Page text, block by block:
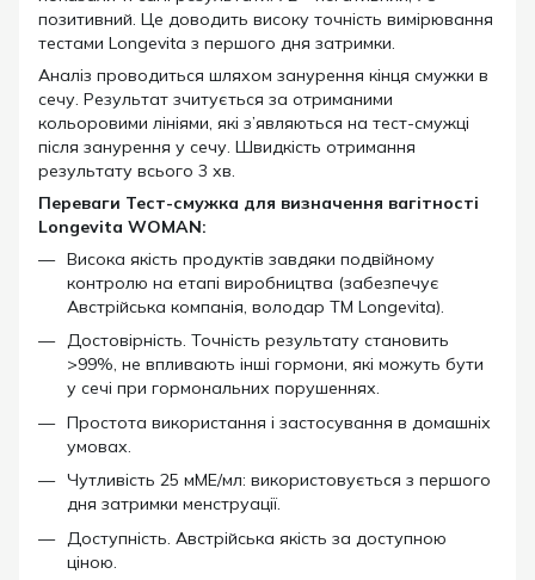
позитивний. Це доводить високу точність вимірювання
тестами Longevita з першого дня затримки.
Аналіз проводиться шляхом занурення кінця смужки в
сечу. Результат зчитується за отриманими
кольоровими лініями, які з’являються на тест-смужці
після занурення у сечу. Швидкість отримання
результату всього 3 хв.
Переваги Тест-смужка для визначення вагітності
Longevita WOMAN:
Висока якість продуктів завдяки подвійному
контролю на етапі виробництва (забезпечує
Австрійська компанія, володар ТМ Longevita).
Достовірність. Точність результату становить
>99%, не впливають інші гормони, які можуть бути
у сечі при гормональних порушеннях.
Простота використання і застосування в домашніх
умовах.
Чутливість 25 мМЕ/мл: використовується з першого
дня затримки менструації.
Доступність. Австрійська якість за доступною
ціною.